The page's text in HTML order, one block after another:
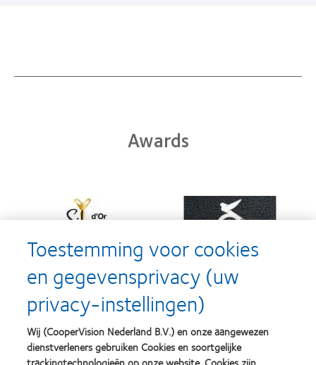
Awards
more
d’Or
product
award
met
MyDay™
(2013)
Learn
more
Lens
of
the
Year
(2013)
Learn
more
about
2012
&
2010
Learn
more
about
Best
Factory
Toestemming voor cookies
en gegevensprivacy (uw
privacy-instellingen)
Wij (CooperVision Nederland B.V.) en onze aangewezen
dienstverleners gebruiken Cookies en soortgelijke